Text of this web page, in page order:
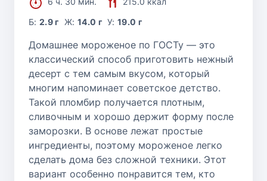
Б:2.9 г Ж: 14.0 г У:19.0 г
Домашнее мороженое по ГОСТу — это
классический способ приготовить нежный
десерт с тем самым вкусом, который
многим напоминает советское детство.
Такой пломбир получается плотным,
сливочным и хорошо держит форму после
заморозки. В основе лежат простые
ингредиенты, поэтому мороженое легко
сделать дома без сложной техники. Этот
вариант особенно понравится тем, кто